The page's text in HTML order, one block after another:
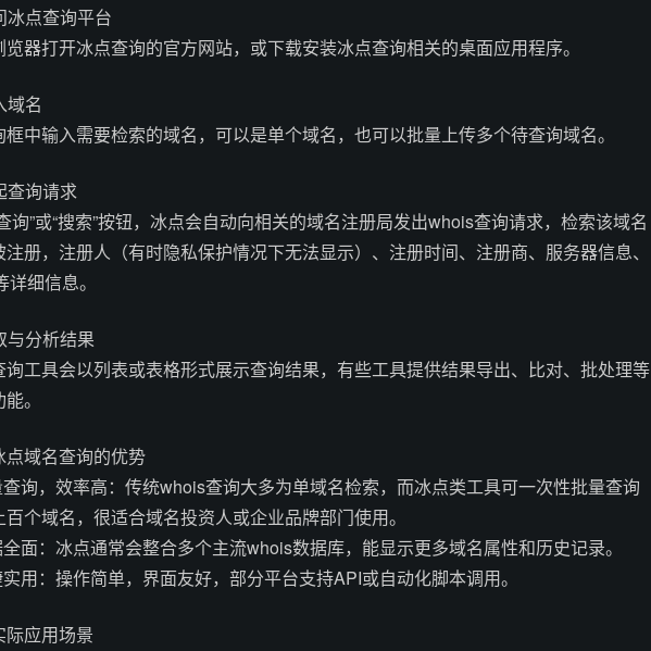
冰点查询平台
览器打开冰点查询的官方网站，或下载安装冰点查询相关的桌面应用程序。
域名
框中输入需要检索的域名，可以是单个域名，也可以批量上传多个待查询域名。
查询请求
询”或“搜索”按钮，冰点会自动向相关的域名注册局发出whois查询请求，检索该域名
注册，注册人（有时隐私保护情况下无法显示）、注册时间、注册商、服务器信息、
详细信息。
与分析结果
询工具会以列表或表格形式展示查询结果，有些工具提供结果导出、比对、批处理等
。
点域名查询的优势
询，效率高：传统whois查询大多为单域名检索，而冰点类工具可一次性批量查询
百个域名，很适合域名投资人或企业品牌部门使用。
面：冰点通常会整合多个主流whois数据库，能显示更多域名属性和历史记录。
用：操作简单，界面友好，部分平台支持API或自动化脚本调用。
际应用场景